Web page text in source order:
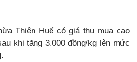
Thiên Huế có giá thu mua cao
khi tăng 3.000 đồng/kg lên mức